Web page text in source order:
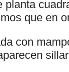
planta
que en
con